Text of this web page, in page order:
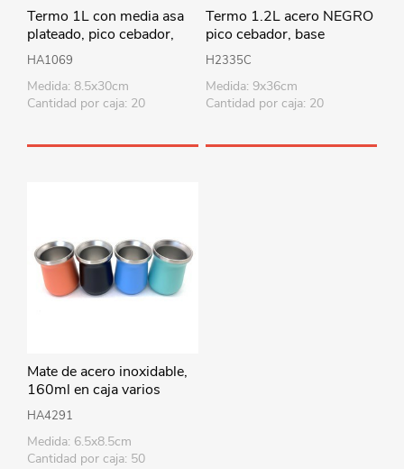
Termo 1L con media asa
plateado, pico cebador,
base antideslizante,
Berlina
HA1069
Medida: 8.5x30cm
Cantidad por caja: 20
Termo 1.2L acero NEGRO
pico cebador, base
antideslizante, Berlina
H2335C
Medida: 9x36cm
Cantidad por caja: 20
Mate de acero inoxidable,
160ml en caja varios
colores
HA4291
Medida: 6.5x8.5cm
Cantidad por caja: 50